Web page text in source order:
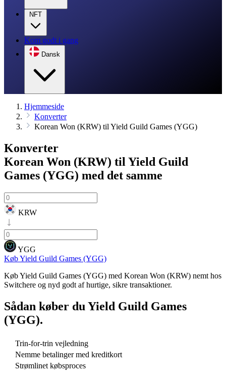
NFT
Kom godt i gang
Dansk
Hjemmeside
Konverter
Korean Won (KRW) til Yield Guild Games (YGG)
Konverter
Korean Won (KRW) til Yield Guild
Games (YGG) med det samme
KRW
YGG
Køb Yield Guild Games (YGG)
Køb Yield Guild Games (YGG) med Korean Won (KRW) nemt hos
Switchere og nyd godt af hurtige, sikre transaktioner.
Sådan køber du Yield Guild Games
(YGG).
Trin-for-trin vejledning
Nemme betalinger med kreditkort
Strømlinet købsproces